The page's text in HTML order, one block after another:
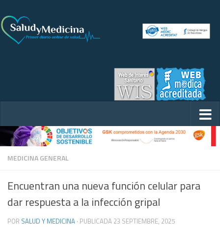
MEDICINA GENERAL
Encuentran una nueva función celular para
dar respuesta a la infección gripal
POR SALUD Y MEDICINA · PUBLICADA 23 SEPTIEMBRE, 2025